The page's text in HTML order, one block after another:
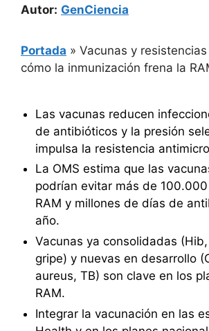
Autor: GenCiencia
Portada » Vacunas y
cómo la inmunización frena la
Las vacunas reducen
de antibióticos y la presión
impulsa la resistencia
La OMS estima que las
podrían evitar más de
RAM y millones de días de
año.
Vacunas ya consolidadas
gripe) y nuevas en desarrollo
aureus, TB) son clave en los
RAM.
Integrar la vacunación en las